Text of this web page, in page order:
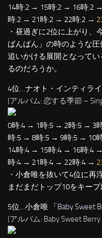
14時:2 → 15時:2 → 16時:2
時:2 → 21時:2 → 22時:2 →
・昼過ぎに2位に上がり、
ばんばん」の時のような
追いかける展開となって
るのだろうか。
4位…ナオト・インティラ
(アルバム: 恋する季節 –
0時:4 → 1時:5 → 2時:5 → 3
時:5 → 8時:5 → 9時:5 → 10
14時:4 → 15時:4 → 16時:4
時:4 → 21時:4 → 22時:4 →
・小倉唯を抜いて4位に再
まだまだトップ10をキー
5位…小倉唯 「Baby Sweet
(アルバム: Baby Sweet Berry